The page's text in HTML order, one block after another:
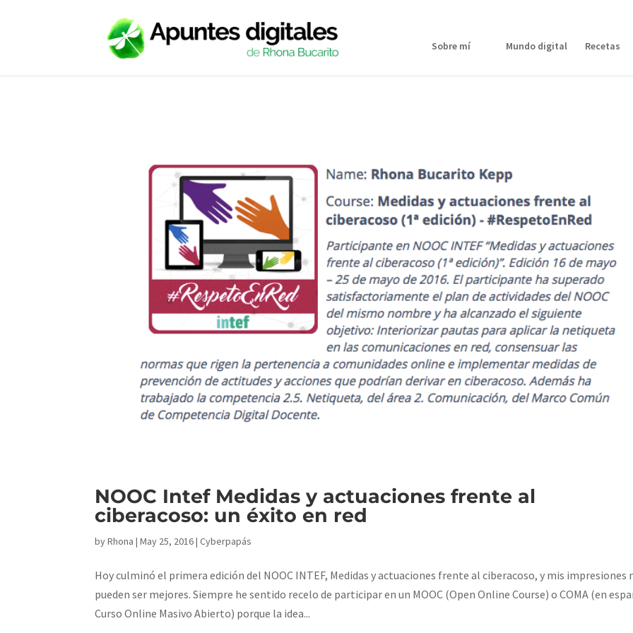
Sobre mí Mundo digital Recetas
NOOC Intef Medidas y actuaciones frente al
ciberacoso: un éxito en red
byRhona |May 25, 2016|Cyberpapás
Hoy culminó el primera edición del NOOC INTEF, Medidas y actuaciones frente al ciberacoso, y mis impresiones
pueden ser mejores. Siempre he sentido recelo de participar en un MOOC (Open Online Course) o COMA (en
Curso Online Masivo Abierto) porque la idea...